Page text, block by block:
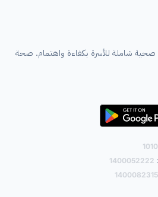
صحية شاملة للأسرة بكفاءة واهتمام. صحة
1400052222
1400082315